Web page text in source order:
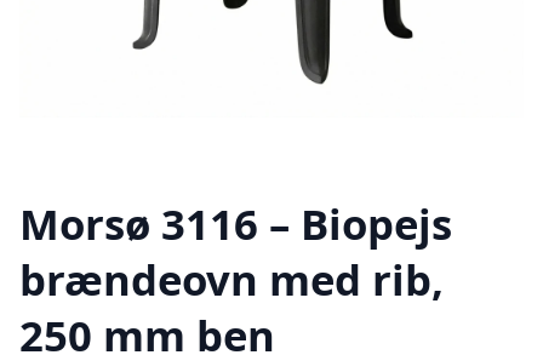
Morsø 3116 – Biopejs
brændeovn med rib,
250 mm ben